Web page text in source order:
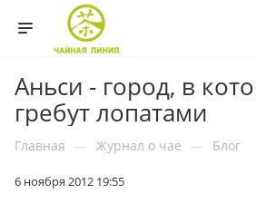
Аньси - город, в
гребут лопатами
Главная — Журнал о чае — Блог
6 ноября 2012 19:55